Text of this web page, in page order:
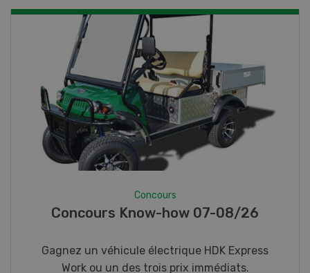
Photo mystère 07-08/26
Gagnez l’un des cinq couteaux de poche LANDI